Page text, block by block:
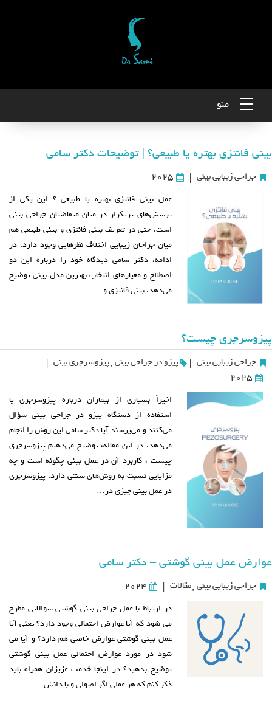
منو
بینی فانتزی بهتره یا طبیعی؟ | توضیحات دکتر سامی
جراحی زیبایی بینی |
2025
عمل بینی فانتزی بهتره یا طبیعی ؟ این یکی از
پرسش‌های پرتکرار در میان متقاضیان جراحی بینی
است. حتی در تعریف بینی فانتزی و بینی طبیعی هم
میان جراحان زیبایی اختلاف‌ نظرهایی وجود دارد. در
ادامه، دکتر سامی دیدگاه خود را درباره این دو
اصطلاح و معیارهای انتخاب بهترین مدل بینی توضیح
می‌دهد. بینی فانتزی و…
پیزوسرجری چیست؟
جراحی زیبایی بینی | پیزو در جراحی بینی ,پیزوسرجری بینی |
2025
اخیراً بسیاری از بیماران درباره پیزوسرجری یا
استفاده از دستگاه پیزو در جراحی بینی سؤال
می‌کنند و می‌پرسند آیا دکتر سامی این روش را انجام
می‌دهد. در این مقاله، توضیح می‌دهیم پیزوسرجری
چیست ، کاربرد آن در عمل بینی چگونه است و چه
مزایایی نسبت به روش‌های سنتی دارد. پیزوسرجری
در عمل بینی چیزی در…
عوارض عمل بینی گوشتی – دکتر سامی
جراحی زیبایی بینی ,مقالات |
2024
در ارتباط با عمل جراحی بینی گوشتی سوالاتی مطرح
می شود که آیا عوارض احتمالی وجود دارد؟ یعنی آیا
عمل بینی گوشتی عوارض خاصی هم دارد؟ و آیا می
شود در مورد عوارض احتمالی عمل بینی گوشتی
توضیح بدهید؟ در اینجا خدمت عزیزان همراه باید
ذکر کنم که هر عملی اگر اصولی و با دانش…